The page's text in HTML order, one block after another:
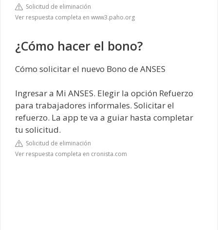
Solicitud de eliminación
Ver respuesta completa en www3.paho.org
¿Cómo hacer el bono?
Cómo solicitar el nuevo Bono de ANSES
Ingresar a Mi ANSES. Elegir la opción Refuerzo
para trabajadores informales. Solicitar el
refuerzo. La app te va a guiar hasta completar
tu solicitud.
Solicitud de eliminación
Ver respuesta completa en cronista.com